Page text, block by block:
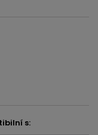
s: